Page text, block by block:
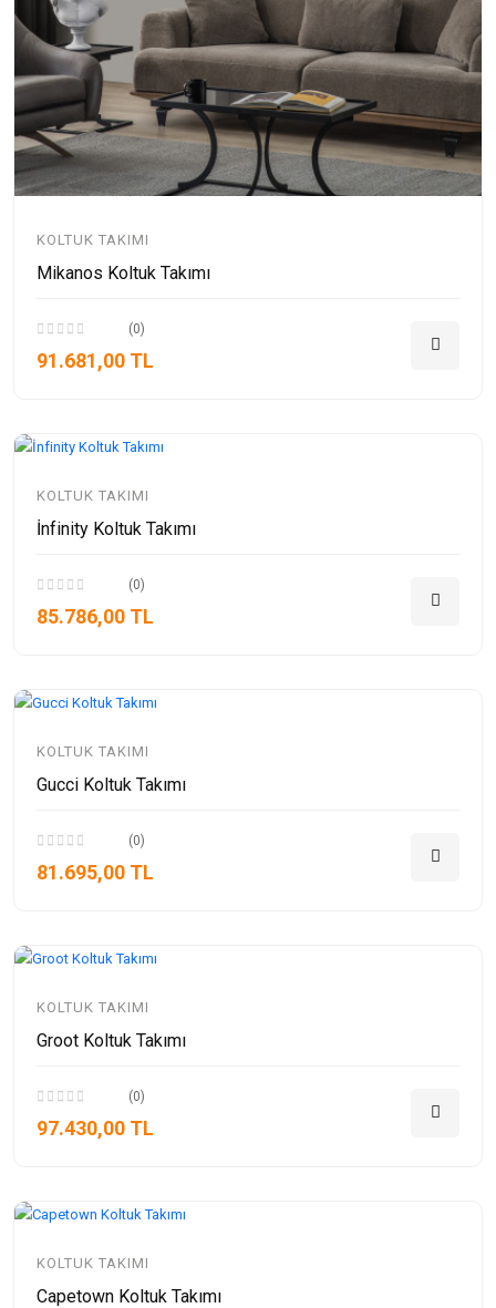
KOLTUK TAKIMI
Mikanos Koltuk Takımı
(0)
91.681,00 TL
KOLTUK TAKIMI
İnfinity Koltuk Takımı
(0)
85.786,00 TL
KOLTUK TAKIMI
Gucci Koltuk Takımı
(0)
81.695,00 TL
KOLTUK TAKIMI
Groot Koltuk Takımı
(0)
97.430,00 TL
KOLTUK TAKIMI
Capetown Koltuk Takımı